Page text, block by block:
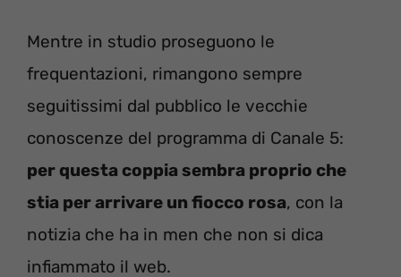
Mentre in studio proseguono le
frequentazioni, rimangono sempre
seguitissimi dal pubblico le vecchie
conoscenze del programma di Canale 5:
per questa coppia sembra proprio che
stia per arrivare un fiocco rosa, con la
notizia che ha in men che non si dica
infiammato il web.